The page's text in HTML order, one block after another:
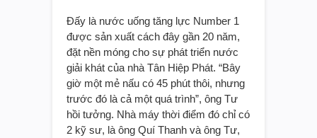
Đấy là nước uống tăng lực Number 1
được sản xuất cách đây gần 20 năm,
đặt nền móng cho sự phát triển nước
giải khát của nhà Tân Hiệp Phát. “Bây
giờ một mẻ nấu có 45 phút thôi, nhưng
trước đó là cả một quá trình”, ông Tư
hồi tưởng. Nhà máy thời điểm đó chỉ có
2 kỹ sư, là ông Quí Thanh và ông Tư,